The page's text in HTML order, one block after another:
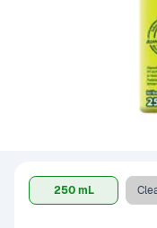
250 mL